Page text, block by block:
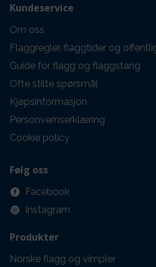
Kundeservice
Om oss
Flaggregler, flaggtider og
Guide for flagg og flaggstang
Ofte stilte spørsmål
Kjøpsinformasjon
Personvernserklæring
Cookie policy
Følg oss
Facebook
Instagram
Produkter
Norske flagg og vimpler